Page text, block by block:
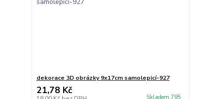
dekorace 3D obrázky 9x17cm samolepicí-927
21,78 Kč
Skladem 795